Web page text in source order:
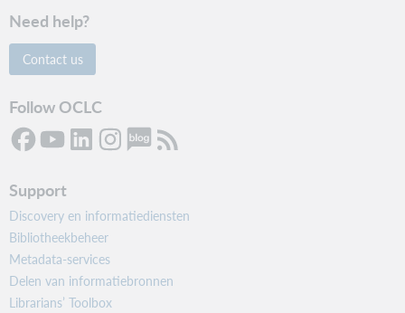
Need help?
Contact us
Follow OCLC
Support
Discovery en informatiediensten
Bibliotheekbeheer
Metadata-services
Delen van informatiebronnen
Librarians’ Toolbox